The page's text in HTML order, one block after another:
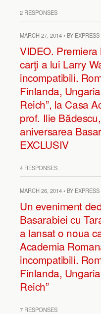
2 RESPONSES
MARCH 27, 2014 • BY EXPRESS
VIDEO.
carţi a lui Larry
incompatibili.
Finlanda,
Reich”, la Casa
prof. Ilie
aniversarea
EXCLUSIV
4 RESPONSES
MARCH 26, 2014 • BY EXPRESS
Un eveniment
Basarabiei cu
a lansat o noua
Academia
incompatibili.
Finlanda,
Reich”
7 RESPONSES